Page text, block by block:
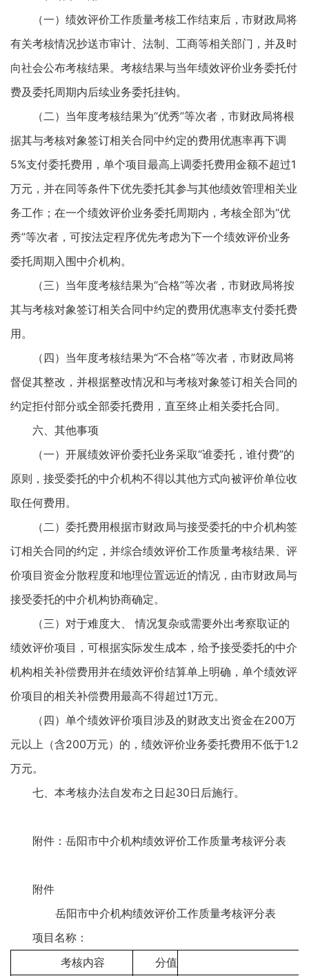
（一）绩效评价工作质量考核工作结束后，市财政局将
有关考核情况抄送市审计、法制、工商等相关部门，并及时
向社会公布考核结果。考核结果与当年绩效评价业务委托付
费及委托周期内后续业务委托挂钩。
（二）当年度考核结果为“优秀”等次者，市财政局将根
据其与考核对象签订相关合同中约定的费用优惠率再下调
5%支付委托费用，单个项目最高上调委托费用金额不超过1
万元，并在同等条件下优先委托其参与其他绩效管理相关业
务工作；在一个绩效评价业务委托周期内，考核全部为“优
秀”等次者，可按法定程序优先考虑为下一个绩效评价业务
委托周期入围中介机构。
（三）当年度考核结果为“合格”等次者，市财政局将按
其与考核对象签订相关合同中约定的费用优惠率支付委托费
用。
（四）当年度考核结果为“不合格”等次者，市财政局将
督促其整改，并根据整改情况和与考核对象签订相关合同的
约定拒付部分或全部委托费用，直至终止相关委托合同。
六、其他事项
（一）开展绩效评价委托业务采取“谁委托，谁付费”的
原则，接受委托的中介机构不得以其他方式向被评价单位收
取任何费用。
（二）委托费用根据市财政局与接受委托的中介机构签
订相关合同的约定，并综合绩效评价工作质量考核结果、评
价项目资金分散程度和地理位置远近的情况，由市财政局与
接受委托的中介机构协商确定。
（三）对于难度大、 情况复杂或需要外出考察取证的
绩效评价项目，可根据实际发生成本，给予接受委托的中介
机构相关补偿费用并在绩效评价结算单上明确，单个绩效评
价项目的相关补偿费用最高不得超过1万元。
（四）单个绩效评价项目涉及的财政支出资金在200万
元以上（含200万元）的，绩效评价业务委托费用不低于1.2
万元。
七、本考核办法自发布之日起30日后施行。
附件：岳阳市中介机构绩效评价工作质量考核评分表
附件
岳阳市中介机构绩效评价工作质量考核评分表
项目名称：
考核内容
分值